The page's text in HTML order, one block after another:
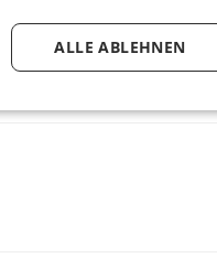
ALLE ABLEHNEN